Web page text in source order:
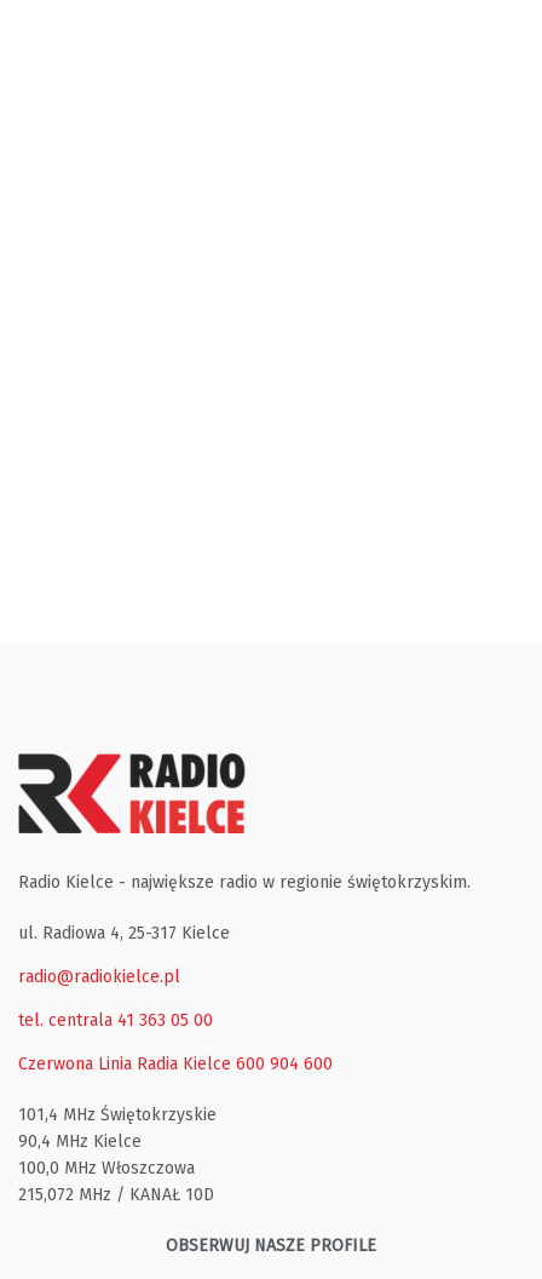
Radio Kielce - największe radio w regionie świętokrzyskim.
ul. Radiowa 4, 25-317 Kielce
radio@radiokielce.pl
tel. centrala 41 363 05 00
Czerwona Linia Radia Kielce 600 904 600
101,4 MHz Świętokrzyskie
90,4 MHz Kielce
100,0 MHz Włoszczowa
215,072 MHz / KANAŁ 10D
OBSERWUJ NASZE PROFILE